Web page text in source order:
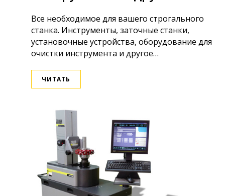
Все необходимое для вашего строгального
станка. Инструменты, заточные станки,
установочные устройства, оборудование для
очистки инструмента и другое…
ЧИТАТЬ